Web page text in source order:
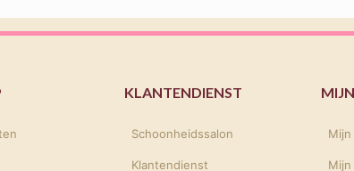
KLANTENDIENST
Schoonheidssalon
Klantendienst